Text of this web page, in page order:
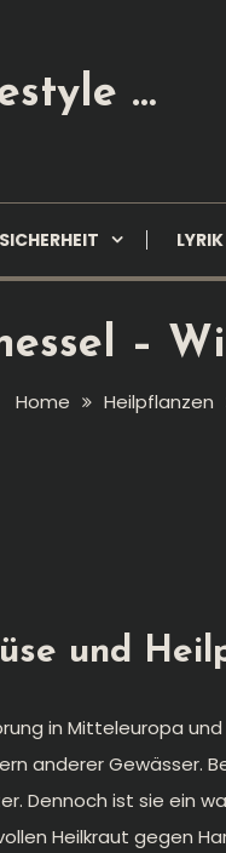
…
SICHERHEIT LYRIK
–
Home Heilpflanzen
und
in Mitteleuropa
anderer Gewässer.
Dennoch ist sie ein
Heilkraut gegen